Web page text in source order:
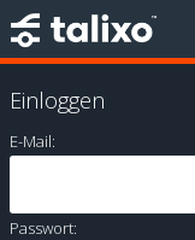
Einloggen
E-Mail:
Passwort: